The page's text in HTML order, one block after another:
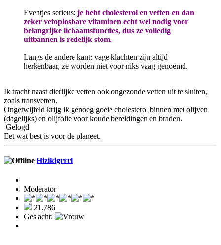
Eventjes serieus: je hebt cholesterol en vetten en dan
zeker vetoplosbare vitaminen echt wel nodig voor
belangrijke lichaamsfuncties, dus ze volledig
uitbannen is redelijk stom.
Langs de andere kant: vage klachten zijn altijd
herkenbaar, ze worden niet voor niks vaag genoemd.
Ik tracht naast dierlijke vetten ook ongezonde vetten uit te sluiten,
zoals transvetten.
Ongetwijfeld krijg ik genoeg goeie cholesterol binnen met olijven
(dagelijks) en olijfolie voor koude bereidingen en braden.
Gelogd
Eet wat best is voor de planeet.
Hizikigrrrl
Moderator
21.786
Geslacht: